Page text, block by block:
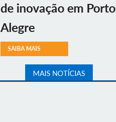
de inovação em Porto
Alegre
SAIBA MAIS
MAIS NOTÍCIAS